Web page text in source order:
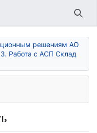
решениям АО
3. Работа с АСП Склад